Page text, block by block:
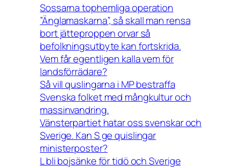
Sossarna tophemliga operation
”Änglamaskarna”, så skall man rensa
bort jätteproppen orvar så
befolkningsutbyte kan fortskrida.
Vem får egentligen kalla vem för
landsförrädare?
Så vill quslingarna i MP bestraffa
Svenska folket med mångkultur och
massinvandring.
Vänsterpartiet hatar oss svenskar och
Sverige. Kan S ge quislingar
ministerposter?
L bli bojsänke för tidö och Sverige